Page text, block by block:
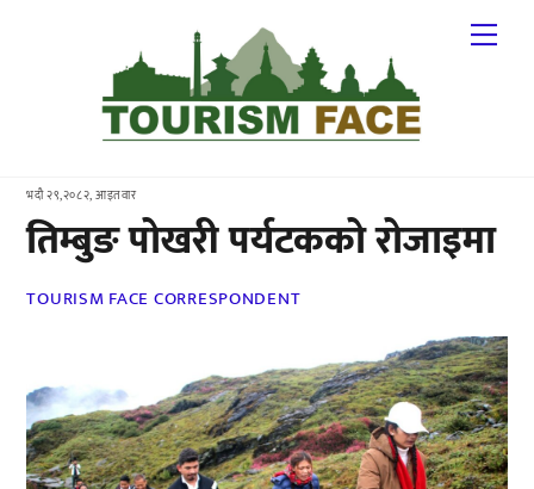
भदौ २९,२०८२, आइतवार
तिम्बुङ पोखरी पर्यटकको रोजाइमा
TOURISM FACE CORRESPONDENT